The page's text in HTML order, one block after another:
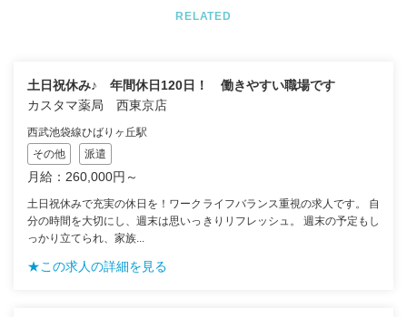
RELATED
土日祝休み♪ 年間休日120日！ 働きやすい職場です
カスタマ薬局 西東京店
西武池袋線ひばりヶ丘駅
その他
派遣
月給：260,000円～
土日祝休みで充実の休日を！ワークライフバランス重視の求人です。 自
分の時間を大切にし、週末は思いっきりリフレッシュ。 週末の予定もし
っかり立てられ、家族...
★この求人の詳細を見る